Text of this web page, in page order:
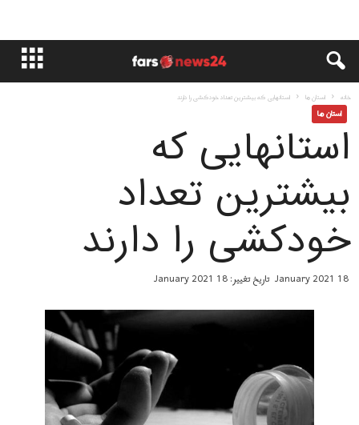
خانه استان ها استانهایی که بیشترین تعداد خودکشی را دارند
استان ها
استانهایی که
بیشترین تعداد
خودکشی را دارند
18 January 2021 تاریخ تغییر: 18 January 2021